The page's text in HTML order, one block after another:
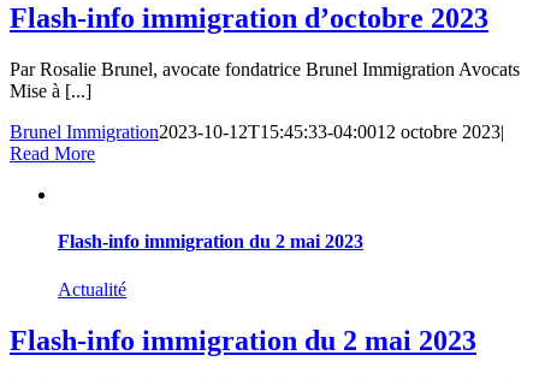
Flash-info immigration d’octobre 2023
Par Rosalie Brunel, avocate fondatrice Brunel Immigration Avocats
Mise à [...]
Brunel Immigration2023-10-12T15:45:33-04:0012 octobre 2023|
Read More
Flash-info immigration du 2 mai 2023
Actualité
Flash-info immigration du 2 mai 2023